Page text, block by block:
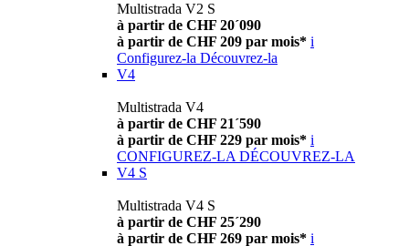
Multistrada V2 S
à partir de CHF 20´090
à partir de CHF 209 par mois* i
Configurez-la Découvrez-la
V4
Multistrada V4
à partir de CHF 21´590
à partir de CHF 229 par mois* i
CONFIGUREZ-LA DÉCOUVREZ-LA
V4 S
Multistrada V4 S
à partir de CHF 25´290
à partir de CHF 269 par mois* i